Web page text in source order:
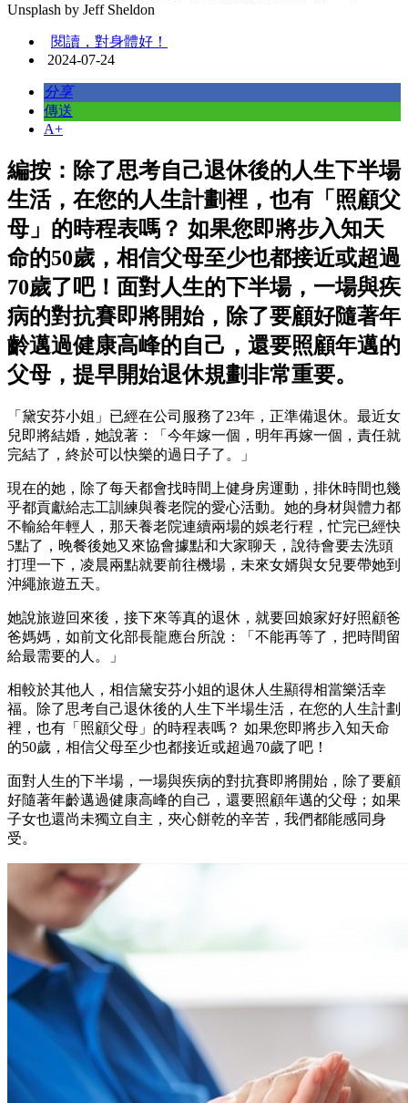
Unsplash by Jeff Sheldon
閱讀，對身體好！
2024-07-24
分享
傳送
A+
編按：除了思考自己退休後的人生下半場
生活，在您的人生計劃裡，也有「照顧父
母」的時程表嗎？ 如果您即將步入知天
命的50歲，相信父母至少也都接近或超過
70歲了吧！面對人生的下半場，一場與疾
病的對抗賽即將開始，除了要顧好隨著年
齡邁過健康高峰的自己，還要照顧年邁的
父母，提早開始退休規劃非常重要。
「黛安芬小姐」已經在公司服務了23年，正準備退休。最近女
兒即將結婚，她說著：「今年嫁一個，明年再嫁一個，責任就
完結了，終於可以快樂的過日子了。」
現在的她，除了每天都會找時間上健身房運動，排休時間也幾
乎都貢獻給志工訓練與養老院的愛心活動。她的身材與體力都
不輸給年輕人，那天養老院連續兩場的娛老行程，忙完已經快
5點了，晚餐後她又來協會據點和大家聊天，說待會要去洗頭
打理一下，凌晨兩點就要前往機場，未來女婿與女兒要帶她到
沖繩旅遊五天。
她說旅遊回來後，接下來等真的退休，就要回娘家好好照顧爸
爸媽媽，如前文化部長龍應台所說：「不能再等了，把時間留
給最需要的人。」
相較於其他人，相信黛安芬小姐的退休人生顯得相當樂活幸
福。除了思考自己退休後的人生下半場生活，在您的人生計劃
裡，也有「照顧父母」的時程表嗎？ 如果您即將步入知天命
的50歲，相信父母至少也都接近或超過70歲了吧！
面對人生的下半場，一場與疾病的對抗賽即將開始，除了要顧
好隨著年齡邁過健康高峰的自己，還要照顧年邁的父母；如果
子女也還尚未獨立自主，夾心餅乾的辛苦，我們都能感同身
受。